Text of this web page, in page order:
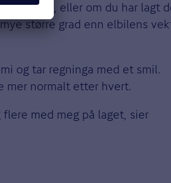
eller om du har lagt
større grad enn elbilens
og tar regninga med et smil.
mer normalt etter hvert.
med meg på laget, sier